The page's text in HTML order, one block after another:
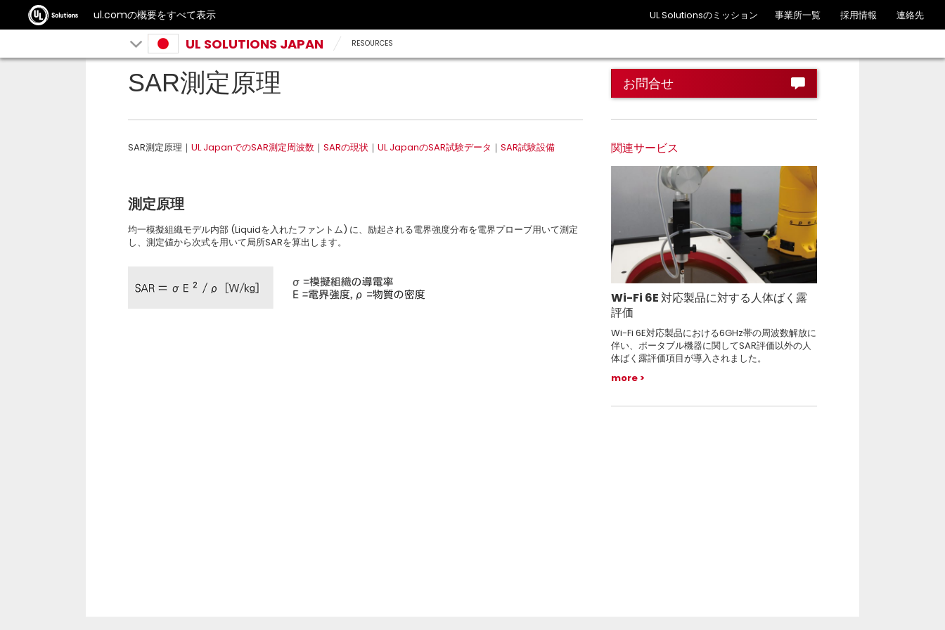
ul.comの概要をすべて表示 UL Solutionsのミッション 事業所一覧 採用情報 連絡先
UL SOLUTIONS JAPAN RESOURCES
SAR測定原理
SAR測定原理｜ UL JapanでのSAR測定周波数 ｜ SARの現状 ｜ UL JapanのSAR試験データ ｜ SAR試験設備
測定原理
均一模擬組織モデル内部 (Liquidを入れたファントム) に、励起される電界強度分布を電界プローブ用いて測定
し、測定値から次式を用いて局所SARを算出します。
お問合せ
関連サービス
Wi-Fi 6E 対応製品に対する人体ばく露
評価
Wi-Fi 6E対応製品における6GHz帯の周波数解放に
伴い、ポータブル機器に関してSAR評価以外の人
体ばく露評価項目が導入されました。
more